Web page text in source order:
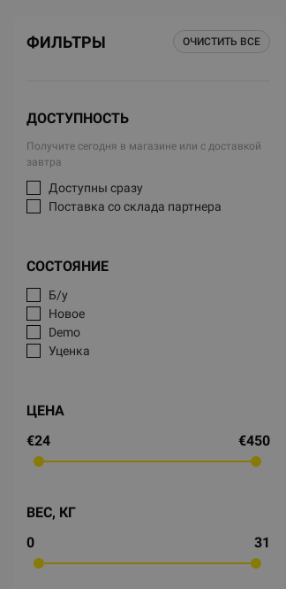
ФИЛЬТРЫ ОЧИСТИТЬ ВСЕ
ДОСТУПНОСТЬ
Получите сегодня в магазине или с доставкой
завтра
Доступны сразу
Поставка со склада партнера
СОСТОЯНИЕ
Б/у
Новое
Demo
Уценка
ЦЕНА
€24
€450
ВЕС, КГ
0
31